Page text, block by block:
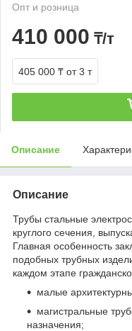
Опт и розница
410 000 ₸/т
405 000 ₸ от 3 т
Описание
Описание
Трубы стальные
круглого сечения,
Главная особенность
подобных трубных
каждом этапе
малые
магистральные
назначения;